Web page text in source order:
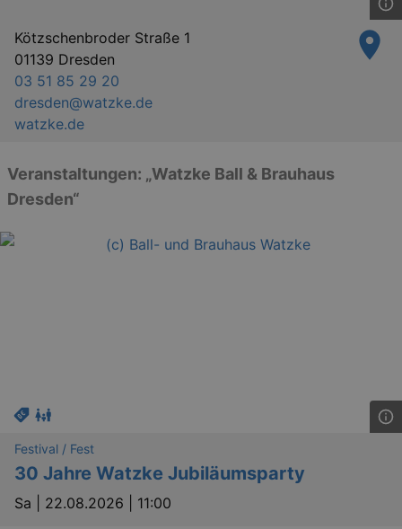
Kötzschenbroder Straße 1
01139 Dresden
03 51 85 29 20
dresden@watzke.de
watzke.de
Veranstaltungen: „Watzke Ball & Brauhaus
Dresden“
Festival / Fest
30 Jahre Watzke Jubiläumsparty
Sa | 22.08.2026 | 11:00